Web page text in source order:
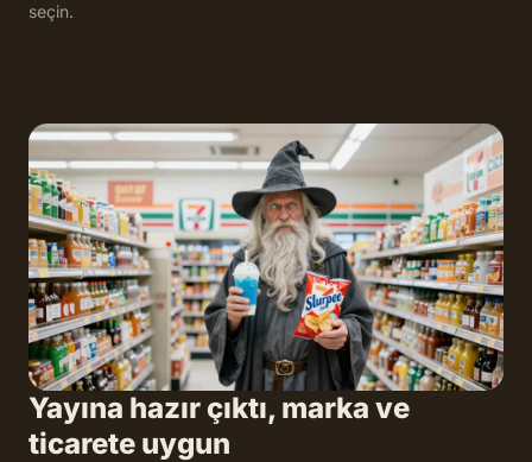
seçin.
Yayına hazır çıktı, marka ve
ticarete uygun